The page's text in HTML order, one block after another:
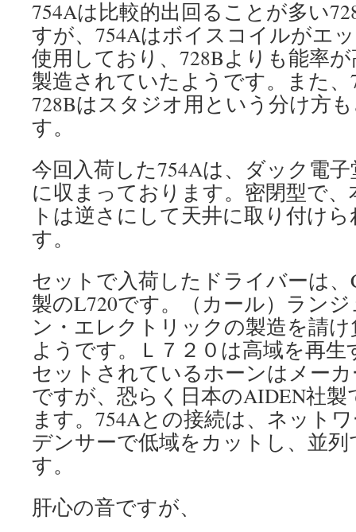
754Aは比較的出回ることが多い
すが、754Aはボイスコイルがエ
使用しており、728Bよりも能率
製造されていたようです。また、
728Bはスタジオ用という分け方
す。
今回入荷した754Aは、ダック電
に収まっております。密閉型で
トは逆さにして天井に取り付け
す。
セットで入荷したドライバーは、
製のL720です。（カール）ラン
ン・エレクトリックの製造を請
ようです。Ｌ７２０は高域を再
セットされているホーンはメー
ですが、恐らく日本のAIDEN社
ます。754Aとの接続は、ネット
デンサーで低域をカットし、並
す。
肝心の音ですが、